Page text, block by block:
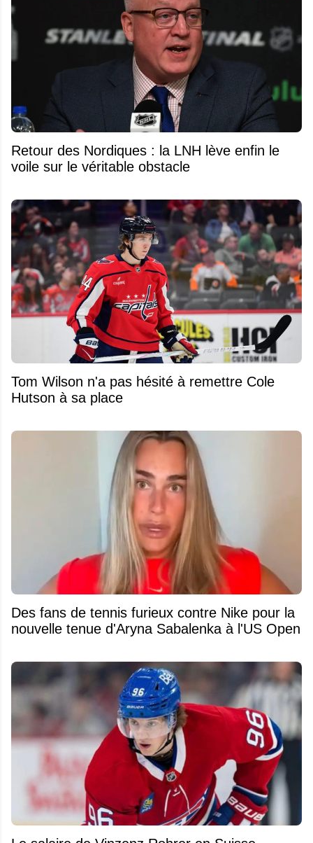
Retour des Nordiques : la LNH lève enfin le
voile sur le véritable obstacle
Tom Wilson n'a pas hésité à remettre Cole
Hutson à sa place
Des fans de tennis furieux contre Nike pour la
nouvelle tenue d'Aryna Sabalenka à l'US Open